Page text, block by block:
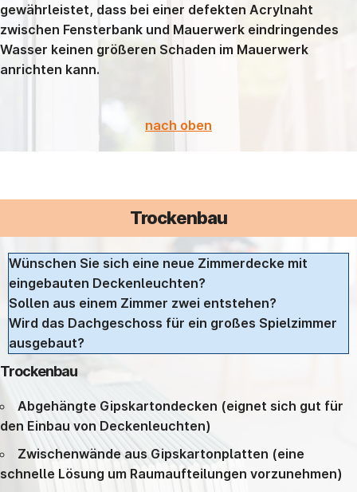
gewährleistet, dass bei einer defekten Acrylnaht
zwischen Fensterbank und Mauerwerk eindringendes
Wasser keinen größeren Schaden im Mauerwerk
anrichten kann.
nach oben
Trockenbau
Wünschen Sie sich eine neue Zimmerdecke mit
eingebauten Deckenleuchten?
Sollen aus einem Zimmer zwei entstehen?
Wird das Dachgeschoss für ein großes Spielzimmer
ausgebaut?
Trockenbau
Abgehängte Gipskartondecken (eignet sich gut für
den Einbau von Deckenleuchten)
Zwischenwände aus Gipskartonplatten (eine
schnelle Lösung um Raumaufteilungen vorzunehmen)